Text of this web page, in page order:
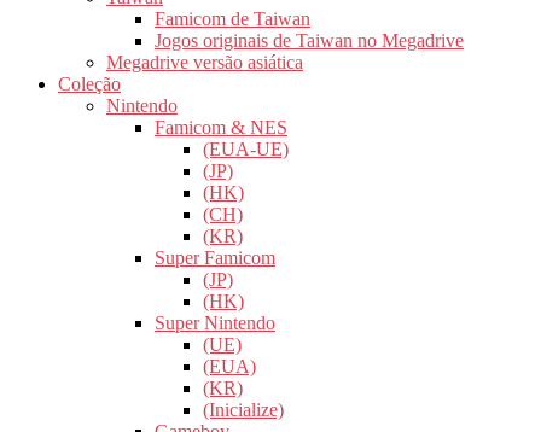
Famicom de Taiwan
Jogos originais de Taiwan no Megadrive
Megadrive versão asiática
Coleção
Nintendo
Famicom & NES
(EUA-UE)
(JP)
(HK)
(CH)
(KR)
Super Famicom
(JP)
(HK)
Super Nintendo
(UE)
(EUA)
(KR)
(Inicialize)